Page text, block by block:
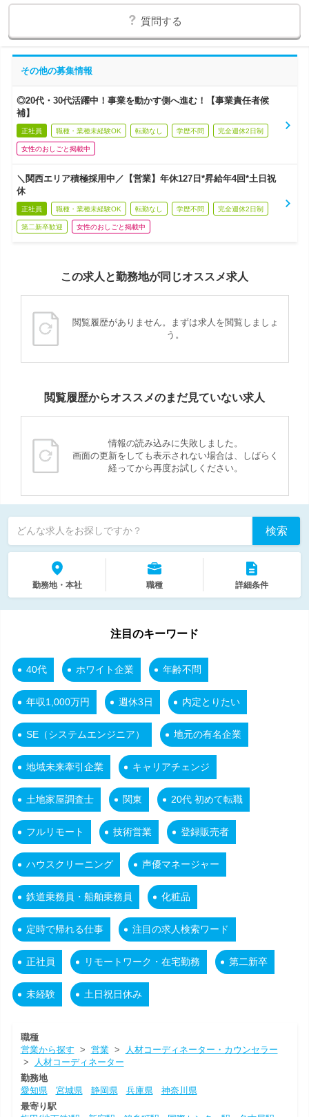
質問する
その他の募集情報
◎20代・30代活躍中！事業を動かす側へ進む！【事業責任者候
補】
正社員 職種・業種未経験OK 転勤なし 学歴不問 完全週休2日制
女性のおしごと掲載中
＼関西エリア積極採用中／【営業】年休127日*昇給年4回*土日祝
休
正社員 職種・業種未経験OK 転勤なし 学歴不問 完全週休2日制
第二新卒歓迎 女性のおしごと掲載中
この求人と勤務地が同じオススメ求人
閲覧履歴がありません。まずは求人を閲覧しましょ
う。
閲覧履歴からオススメのまだ見ていない求人
情報の読み込みに失敗しました。
画面の更新をしても表示されない場合は、しばらく
経ってから再度お試しください。
どんな求人をお探しですか？ 検索
勤務地・本社 職種 詳細条件
注目のキーワード
40代 ホワイト企業 年齢不問
年収1,000万円 週休3日 内定とりたい
SE（システムエンジニア） 地元の有名企業
地域未来牽引企業 キャリアチェンジ
土地家屋調査士 関東 20代 初めて転職
フルリモート 技術営業 登録販売者
ハウスクリーニング 声優マネージャー
鉄道乗務員・船舶乗務員 化粧品
定時で帰れる仕事 注目の求人検索ワード
正社員 リモートワーク・在宅勤務 第二新卒
未経験 土日祝日休み
職種
営業から探す > 営業>
人材コーディネーター・カウンセラー
>
人材コーディネーター
勤務地
愛知県
宮城県 静岡県 兵庫県
神奈川県
最寄り駅